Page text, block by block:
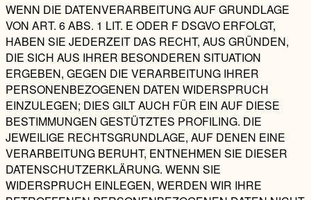
WENN DIE DATENVERARBEITUNG AUF GRUNDLAGE
VON ART. 6 ABS. 1 LIT. E ODER F DSGVO ERFOLGT,
HABEN SIE JEDERZEIT DAS RECHT, AUS GRÜNDEN,
DIE SICH AUS IHRER BESONDEREN SITUATION
ERGEBEN, GEGEN DIE VERARBEITUNG IHRER
PERSONENBEZOGENEN DATEN WIDERSPRUCH
EINZULEGEN; DIES GILT AUCH FÜR EIN AUF DIESE
BESTIMMUNGEN GESTÜTZTES PROFILING. DIE
JEWEILIGE RECHTSGRUNDLAGE, AUF DENEN EINE
VERARBEITUNG BERUHT, ENTNEHMEN SIE DIESER
DATENSCHUTZERKLÄRUNG. WENN SIE
WIDERSPRUCH EINLEGEN, WERDEN WIR IHRE